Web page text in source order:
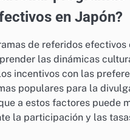
en Japón?
de referidos efectivos
las dinámicas
incentivos con las
populares para la
a estos factores puede
la participación y las